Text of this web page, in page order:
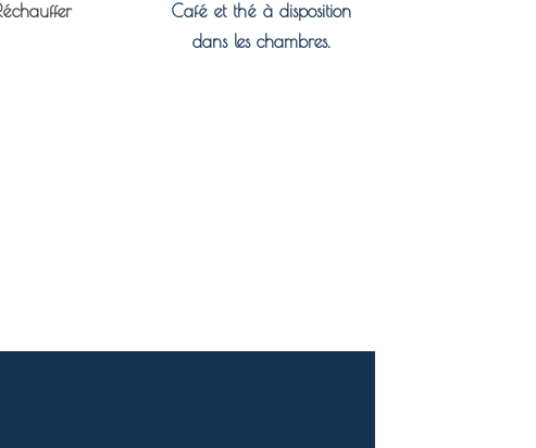
Café et thé à disposition
dans les chambres.